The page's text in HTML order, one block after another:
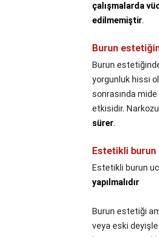
çalışmalarda
edilmemiştir.
Burun
Burun
yorgunluk hissi
sonrasında
etkisidir.
sürer.
Estetikli burun
Estetikli burun
yapılmalıdır
Burun estetiği
veya eski